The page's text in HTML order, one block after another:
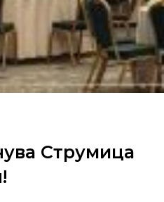
Струмица